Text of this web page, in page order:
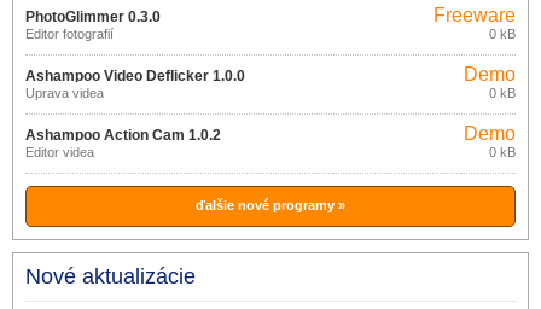
PhotoGlimmer 0.3.0
Editor fotografií
Freeware
0 kB
Ashampoo Video Deflicker 1.0.0
Úprava videa
Demo
0 kB
Ashampoo Action Cam 1.0.2
Editor videa
Demo
0 kB
ďalšie nové programy »
Nové aktualizácie